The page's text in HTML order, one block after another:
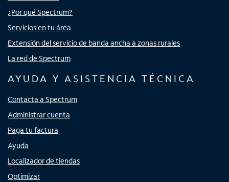
¿Por qué Spectrum?
Servicios en tu área
Extensión del servicio de banda ancha a zonas rurales
La red de Spectrum
AYUDA Y ASISTENCIA TÉCNICA
Contacta a Spectrum
Administrar cuenta
Paga tu factura
Ayuda
Localizador de tiendas
Optimizar